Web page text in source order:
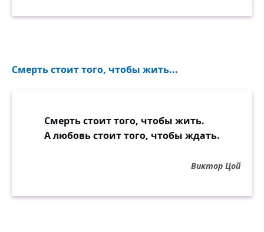
Смерть стоит того, чтобы жить...
Смерть стоит того, чтобы жить.
А любовь стоит того, чтобы ждать.
Виктор Цой